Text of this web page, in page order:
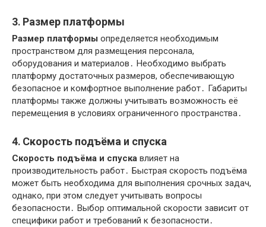
3․ Размер платформы
Размер платформы определяется необходимым
пространством для размещения персонала,
оборудования и материалов․ Необходимо выбрать
платформу достаточных размеров, обеспечивающую
безопасное и комфортное выполнение работ․ Габариты
платформы также должны учитывать возможность её
перемещения в условиях ограниченного пространства․
4․ Скорость подъёма и спуска
Скорость подъёма и спуска влияет на
производительность работ․ Быстрая скорость подъёма
может быть необходима для выполнения срочных задач,
однако, при этом следует учитывать вопросы
безопасности․ Выбор оптимальной скорости зависит от
специфики работ и требований к безопасности․